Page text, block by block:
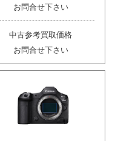
お問合せ下さい
中古参考買取価格
お問合せ下さい